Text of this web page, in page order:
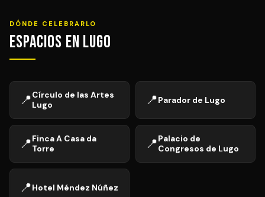
DÓNDE CELEBRARLO
Espacios en Lugo
📍Círculo de las Artes
Lugo
📍Parador de Lugo
📍Finca A Casa da
Torre
📍Palacio de
Congresos de Lugo
📍Hotel Méndez Núñez